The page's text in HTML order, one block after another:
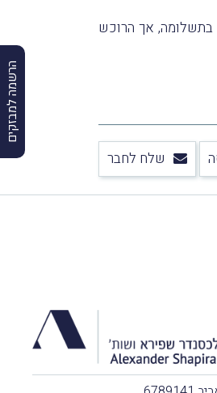
הרשמה למבזקים
בתשלומה, אך הרוכש
שלח לחבר